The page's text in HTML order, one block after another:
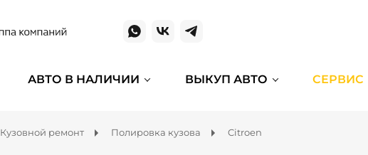
АВТО В НАЛИЧИИ ВЫКУП АВТО СЕРВИС
Кузовной ремонт Полировка кузова Citroen